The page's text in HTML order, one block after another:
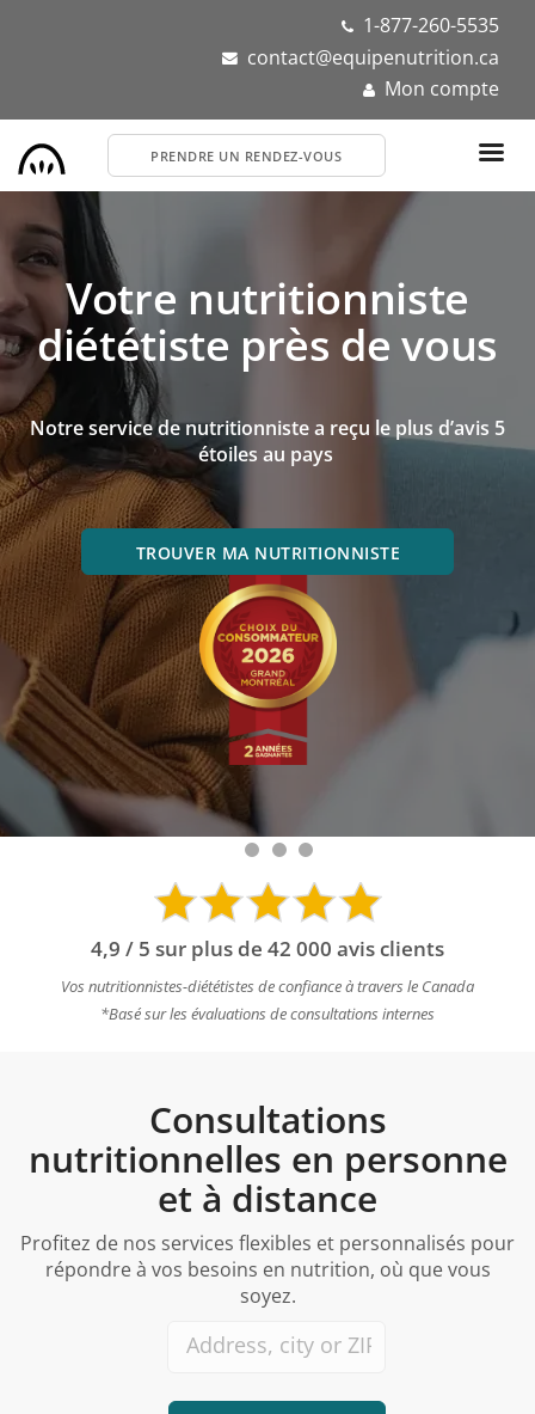
1-877-260-5535
contact@equipenutrition.ca
Mon compte
PRENDRE UN RENDEZ-VOUS
Votre nutritionniste
diététiste près de vous
Notre service de nutritionniste a reçu le plus d’avis 5
étoiles au pays
TROUVER MA NUTRITIONNISTE
4,9 / 5 sur plus de 42 000 avis clients
Vos nutritionnistes-diététistes de confiance à travers le Canada
*Basé sur les évaluations de consultations internes
Consultations
nutritionnelles en personne
et à distance
Profitez de nos services flexibles et personnalisés pour
répondre à vos besoins en nutrition, où que vous
soyez.